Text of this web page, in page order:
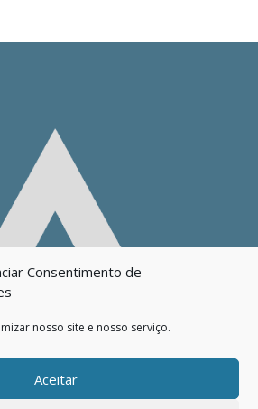
Consentimento de
nosso site e nosso serviço.
Aceitar